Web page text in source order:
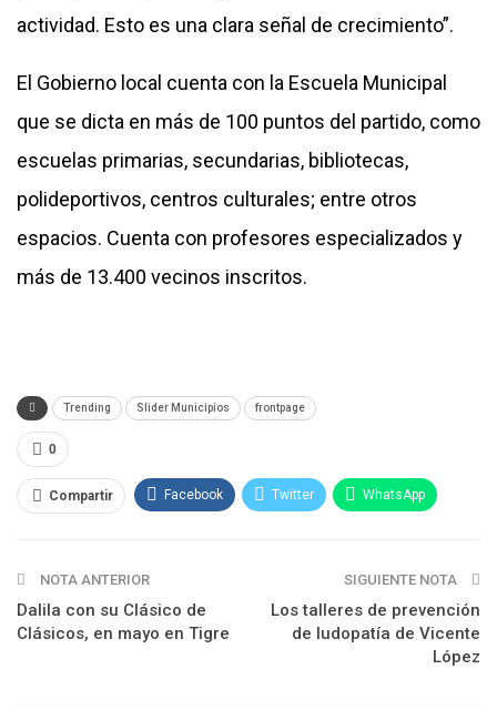
actividad. Esto es una clara señal de crecimiento”.
El Gobierno local cuenta con la Escuela Municipal
que se dicta en más de 100 puntos del partido, como
escuelas primarias, secundarias, bibliotecas,
polideportivos, centros culturales; entre otros
espacios. Cuenta con profesores especializados y
más de 13.400 vecinos inscritos.
Trending Slider Municipios frontpage
0
Compartir Facebook Twitter WhatsApp
NOTA ANTERIOR
Dalila con su Clásico de
Clásicos, en mayo en Tigre
SIGUIENTE NOTA
Los talleres de prevención
de ludopatía de Vicente
López